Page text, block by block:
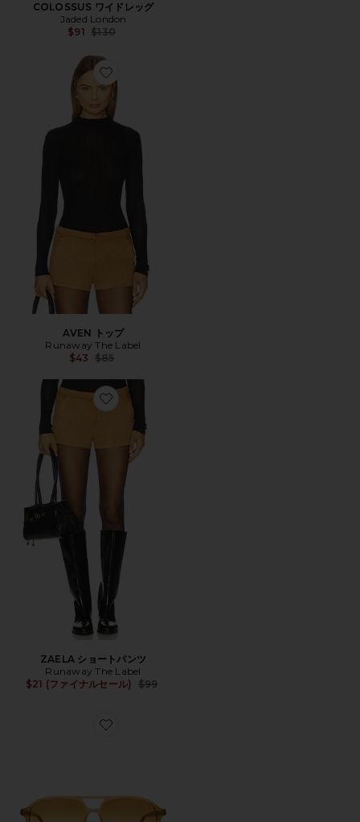
COLOSSUS ワイドレッグ
Jaded London
$91 Previous price:
$130
Favorite AVEN トップ
AVEN トップ
Runaway The Label
$43 Previous price:
$85
Favorite ZAELA ショートパンツ
ZAELA ショートパンツ
Runaway The Label
$21 (ファイナルセール)
Previous price:
$99
Favorite SCOUT サングラス